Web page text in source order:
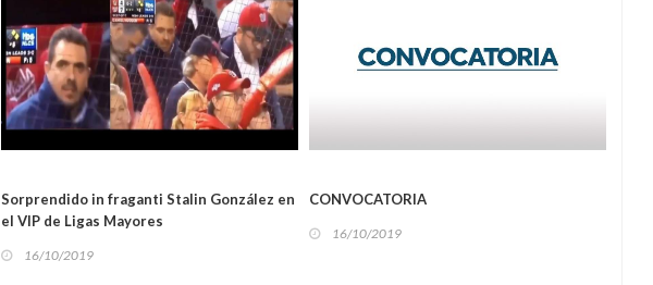
Sorprendido in fraganti Stalin González en
el VIP de Ligas Mayores
16/10/2019
CONVOCATORIA
16/10/2019